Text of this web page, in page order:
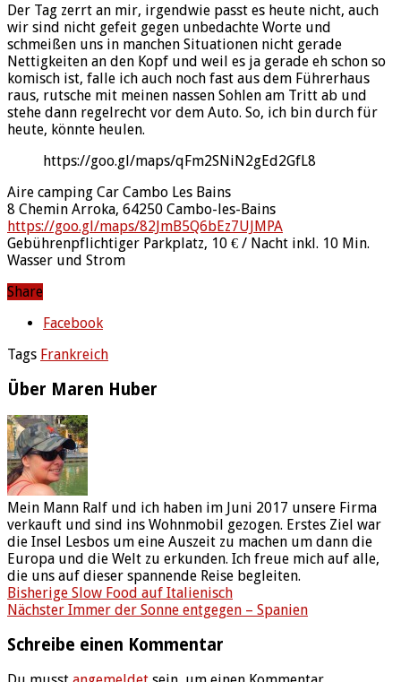
Der Tag zerrt an mir, irgendwie passt es heute nicht, auch
wir sind nicht gefeit gegen unbedachte Worte und
schmeißen uns in manchen Situationen nicht gerade
Nettigkeiten an den Kopf und weil es ja gerade eh schon so
komisch ist, falle ich auch noch fast aus dem Führerhaus
raus, rutsche mit meinen nassen Sohlen am Tritt ab und
stehe dann regelrecht vor dem Auto. So, ich bin durch für
heute, könnte heulen.
https://goo.gl/maps/qFm2SNiN2gEd2GfL8
Aire camping Car Cambo Les Bains
8 Chemin Arroka, 64250 Cambo-les-Bains
https://goo.gl/maps/82JmB5Q6bEz7UJMPA
Gebührenpflichtiger Parkplatz, 10 € / Nacht inkl. 10 Min.
Wasser und Strom
Share
Facebook
Tags Frankreich
Über Maren Huber
Mein Mann Ralf und ich haben im Juni 2017 unsere Firma
verkauft und sind ins Wohnmobil gezogen. Erstes Ziel war
die Insel Lesbos um eine Auszeit zu machen um dann die
Europa und die Welt zu erkunden. Ich freue mich auf alle,
die uns auf dieser spannende Reise begleiten.
Bisherige Slow Food auf Italienisch
Nächster Immer der Sonne entgegen – Spanien
Schreibe einen Kommentar